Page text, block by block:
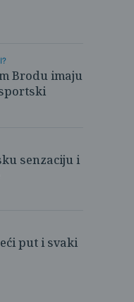
Brodu imaju
senzaciju i
put i svaki